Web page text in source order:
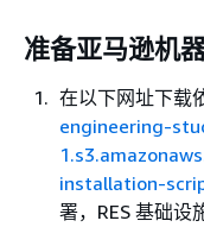
准备亚马逊机
在以下网址下载
engineering-
installation-
署，RES 基础设